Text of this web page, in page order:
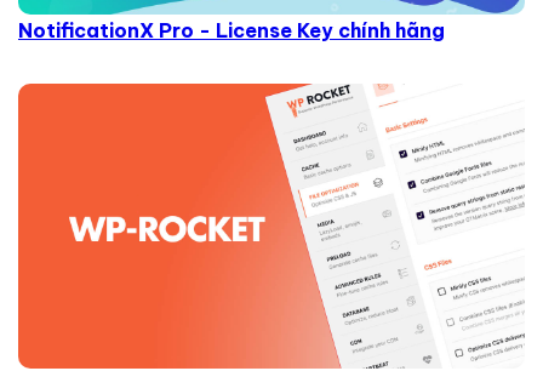
NotificationX Pro - License Key chính hãng